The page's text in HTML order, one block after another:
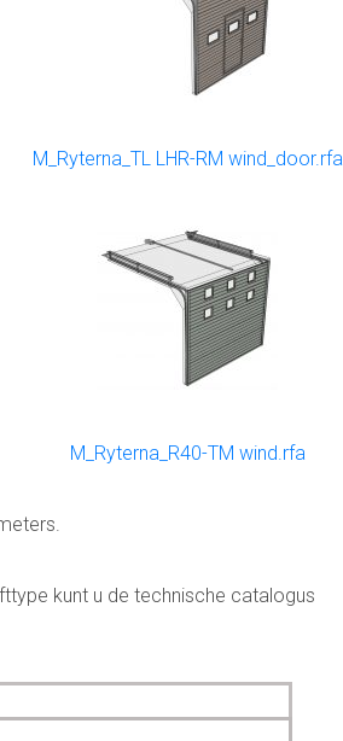
M_Ryterna_TL LHR-RM wind_door.rfa
M_Ryterna_R40-TM wind.rfa
kunt u de technische catalogus